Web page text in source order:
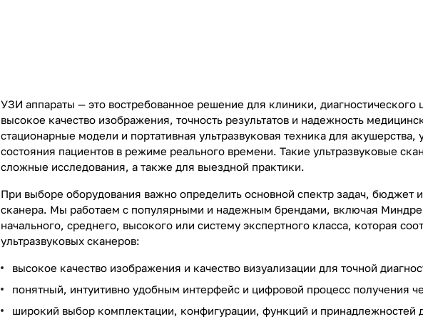
УЗИ аппараты — это востребованное решение для клиники,
высокое качество изображения, точность результатов и надежность
стационарные модели и портативная ультразвуковая техника для
состояния пациентов в режиме реального времени. Такие ультразвуковые
сложные исследования, а также для выездной практики.
При выборе оборудования важно определить основной спектр задач, бюджет
сканера. Мы работаем с популярными и надежным брендами, включая
начального, среднего, высокого или систему экспертного класса, которая
ультразвуковых сканеров:
высокое качество изображения и качество визуализации для точной
понятный, интуитивно удобным интерфейс и цифровой процесс получения
широкий выбор комплектации, конфигурации, функций и принадлежностей